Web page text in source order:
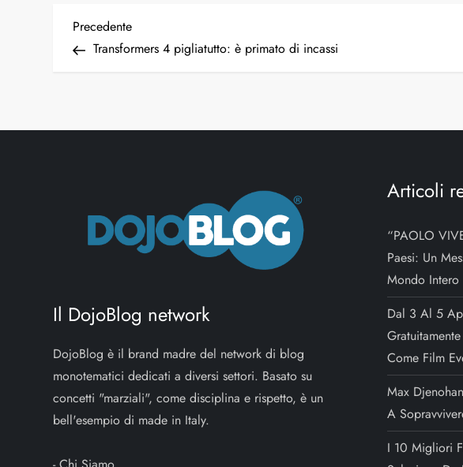
N
o
n
e
Articolo
precedente
Precedente
Transformers 4 pigliatutto: è primato di incassi
Il DojoBlog network
DojoBlog è il brand madre del network di blog
monotematici dedicati a diversi settori. Basato su
concetti "marziali", come disciplina e rispetto, è un
bell'esempio di made in Italy.
Articoli
“PAOLO
Paesi: Un
Mondo Intero
Dal 3 Al 5
Come Film
Max
A
I 10 Migliori